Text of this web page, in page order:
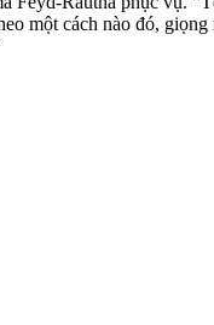
một cách nào đó,